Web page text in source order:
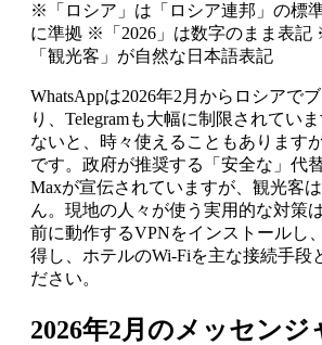
※「ロシア」は「ロシア連邦」の標
に準拠 ※「2026」は数字のまま表記
「観光客」が自然な日本語表記
WhatsAppは2026年2月からロシアで
り、Telegramも大幅に制限されてい
ないと、時々使えることもあります
です。政府が推奨する「安全な」代
Maxが宣伝されていますが、観光客
ん。現地の人々が使う実用的な対策
前に動作するVPNをインストールし
得し、ホテルのWi-Fiを主な接続手段
ださい。
2026年2月のメッセンジ